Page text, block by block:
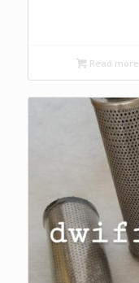
Read more